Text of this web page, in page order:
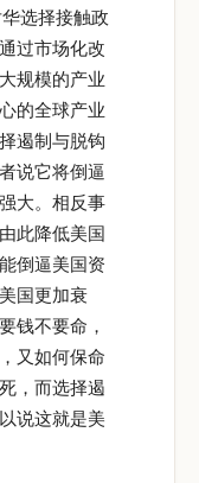
选择接触政
过市场化改
规模的产业
的全球产业
遏制与脱钩
说它将倒逼
大。相反事
此降低美国
倒逼美国资
国更加衰
钱不要命，
又如何保命
，而选择遏
说这就是美